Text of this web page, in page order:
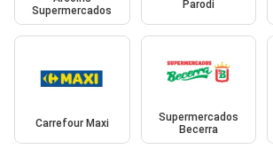
Supermercados
Parodi
Carrefour Maxi
Supermercados
Becerra